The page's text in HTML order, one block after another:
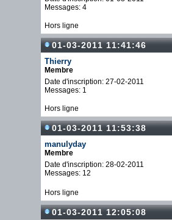
Messages: 4
Hors ligne
01-03-2011 11:41:46
Thierry
Membre
Date d'inscription: 27-02-2011
Messages: 1
Hors ligne
01-03-2011 11:53:38
manulyday
Membre
Date d'inscription: 28-02-2011
Messages: 12
Hors ligne
01-03-2011 12:05:08